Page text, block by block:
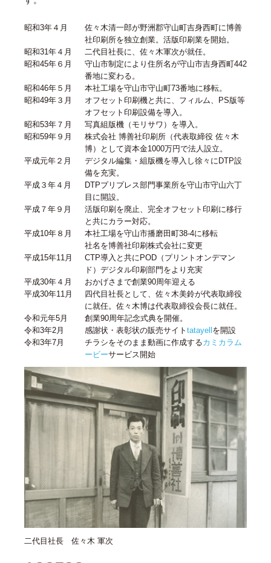
昭和3年４月
佐々木清一郎が野洲郡守山町吉身西町に博善
社印刷所を独立創業。活版印刷業を開始。
昭和31年４月
二代目社長に、佐々木軍次が就任。
昭和45年６月
守山市制定により住所名が守山市吉身西町442
番地に変わる。
昭和46年５月
本社工場を守山市守山町73番地に移転。
昭和49年３月
オフセット印刷機と共に、フィルム、PS版等
オフセット印刷設備を導入。
昭和53年７月
写真組版機（モリサワ）を導入。
昭和59年９月
株式会社 博善社印刷所（代表取締役 佐々木
博）として資本金1000万円で法人設立。
平成元年２月
デジタル編集・組版機を導入し徐々にDTP設
備を充実。
平成３年４月
DTPプリプレス部門事業所を守山市守山六丁
目に開設。
平成７年９月
活版印刷を廃止、完全オフセット印刷に移行
と共にカラー対応。
平成10年８月
本社工場を守山市播磨田町38-4に移転
社名を博善社印刷株式会社に変更
平成15年11月
CTP導入と共にPOD（プリントオンデマン
ド）デジタル印刷部門をより充実
平成30年４月
おかげさまで創業90周年迎える
平成30年11月
四代目社長として、佐々木美鈴が代表取締役
に就任。佐々木博は代表取締役会長に就任。
令和元年5月
創業90周年記念式典を開催。
令和3年2月
感謝状・表彰状の販売サイト tatayell を開設
令和3年7月
チラシをそのまま動画に作成するカミカラム
ービーサービス開始
二代目社長 佐々木 軍次